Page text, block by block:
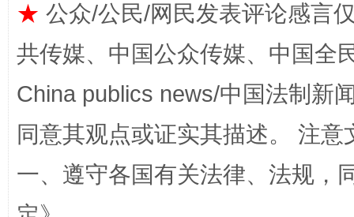
揭批美国五大"原罪" "炒
★ 公众/公民/网民发表评论感言
共传媒、中国公众传媒、中国全
China publics news/中国法制新
同意其观点或证实其描述。 注
一、遵守各国有关法律、法规，